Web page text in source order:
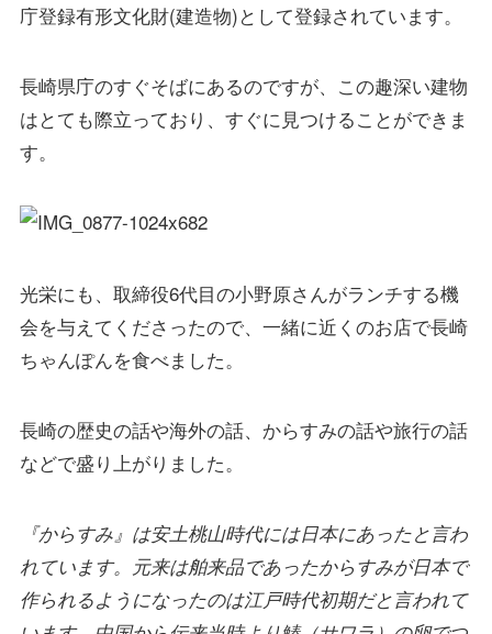
庁登録有形文化財(建造物)として登録されています。
長崎県庁のすぐそばにあるのですが、この趣深い建物
はとても際立っており、すぐに見つけることができま
す。
光栄にも、取締役6代目の小野原さんがランチする機
会を与えてくださったので、一緒に近くのお店で長崎
ちゃんぽんを食べました。
長崎の歴史の話や海外の話、からすみの話や旅行の話
などで盛り上がりました。
『からすみ』は安土桃山時代には日本にあったと言わ
れています。元来は舶来品であったからすみが日本で
作られるようになったのは江戸時代初期だと言われて